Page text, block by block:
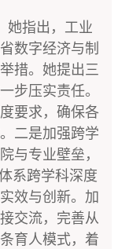
她指出，工业
数字经济与制
措。她提出三
步压实责任。
要求，确保各
二是加强跨学
与专业壁垒，
系跨学科深度
效与创新。加
交流，完善从
育人模式，着